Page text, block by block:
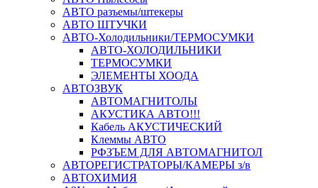
АВТО разъемы/штекеры
АВТО ШТУЧКИ
АВТО-Холодильники/ТЕРМОСУМКИ
АВТО-ХОЛОДИЛЬНИКИ
ТЕРМОСУМКИ
ЭЛЕМЕНТЫ ХООДА
АВТОЗВУК
АВТОМАГНИТОЛЫ
АКУСТИКА АВТО!!!
Кабель АКУСТИЧЕСКИЙ
Клеммы АВТО
РФЗЪЕМ ДЛЯ АВТОМАГНИТОЛ
АВТОРЕГИСТРАТОРЫ/КАМЕРЫ з/в
АВТОХИМИЯ